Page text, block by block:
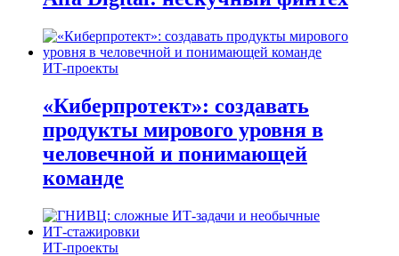
ИТ-проекты
«Киберпротект»: создавать
продукты мирового уровня в
человечной и понимающей
команде
ИТ-проекты